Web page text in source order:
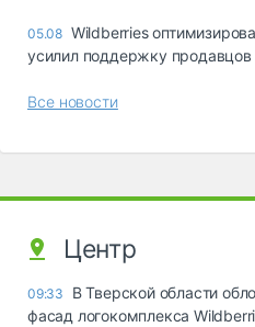
05.08 Wildberries
усилил поддержку продавцов
Все новости
Центр
09:33
В Тверской области
фасад логокомплекса